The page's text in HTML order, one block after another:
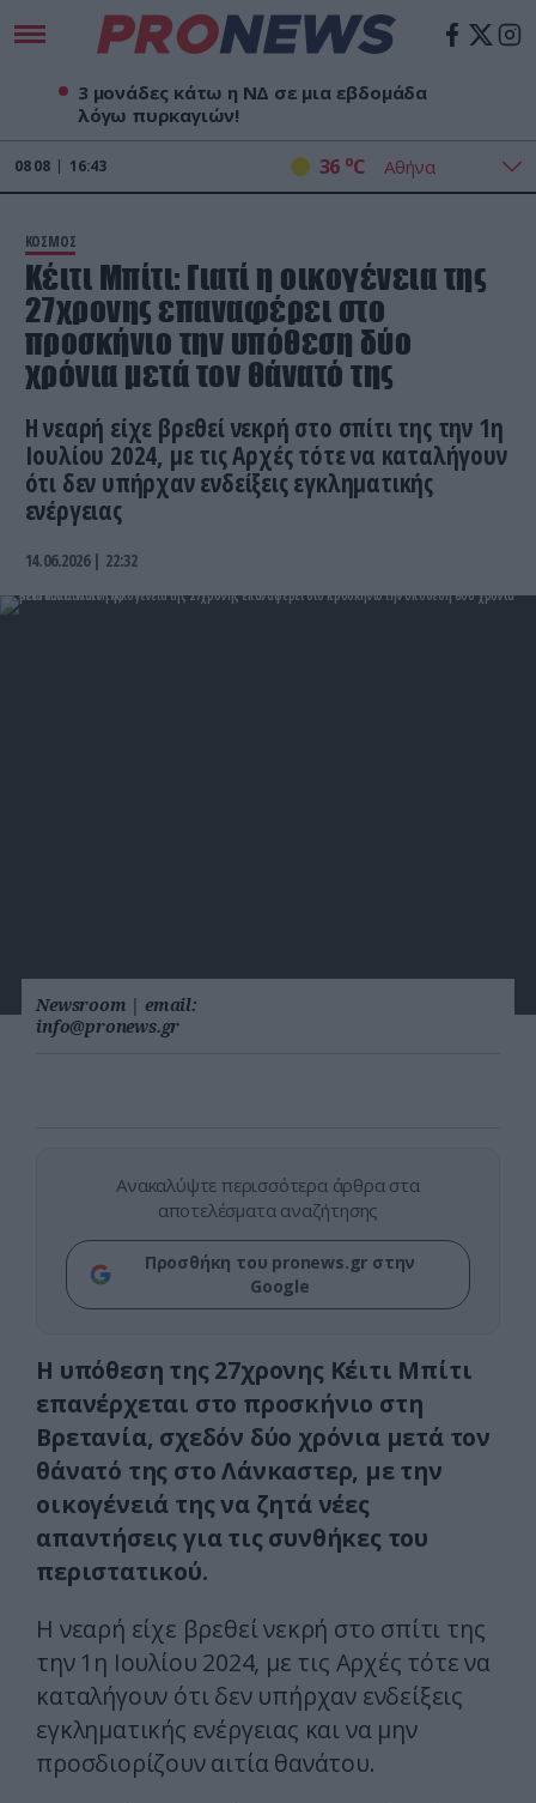
3 μονάδες κάτω η ΝΔ σε μια εβδομάδα
λόγω πυρκαγιών!
08 08 16:43 36 oC
ΚΟΣΜΟΣ
Κέιτι Μπίτι: Γιατί η οικογένεια της
27χρονης επαναφέρει στο
προσκήνιο την υπόθεση δύο
χρόνια μετά τον θάνατό της
Η νεαρή είχε βρεθεί νεκρή στο σπίτι της την 1η
Ιουλίου 2024, με τις Aρχές τότε να καταλήγουν
ότι δεν υπήρχαν ενδείξεις εγκληματικής
ενέργειας
14.06.2026 | 22:32
Newsroom | email:
info@pronews.gr
Ανακαλύψτε περισσότερα άρθρα στα
αποτελέσματα αναζήτησης
Προσθήκη του pronews.gr στην
Google
Η υπόθεση της 27χρονης Κέιτι Μπίτι
επανέρχεται στο προσκήνιο στη
Βρετανία, σχεδόν δύο χρόνια μετά τον
θάνατό της στο Λάνκαστερ, με την
οικογένειά της να ζητά νέες
απαντήσεις για τις συνθήκες του
περιστατικού.
Η νεαρή είχε βρεθεί νεκρή στο σπίτι της
την 1η Ιουλίου 2024, με τις Aρχές τότε να
καταλήγουν ότι δεν υπήρχαν ενδείξεις
εγκληματικής ενέργειας και να μην
προσδιορίζουν αιτία θανάτου.